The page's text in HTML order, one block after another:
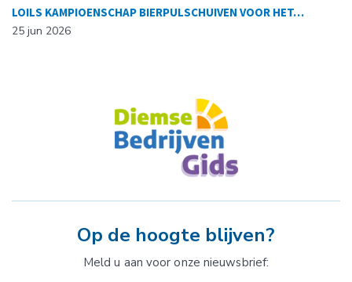
LOILS KAMPIOENSCHAP BIERPULSCHUIVEN VOOR HET…
25 jun 2026
Op de hoogte blijven?
Meld u aan voor onze nieuwsbrief: